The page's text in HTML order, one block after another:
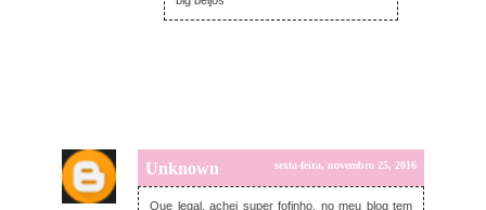
Unknown sexta-feira, novembro 25, 2016
Que legal, achei super fofinho, no meu blog tem